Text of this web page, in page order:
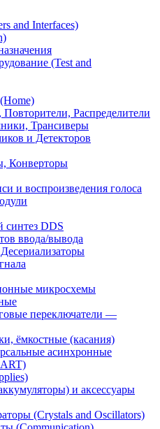
and Interfaces)
(Test and
Распределители
Трансиверы
и Детекторов
Конверторы
и воспроизведения голоса
DDS
ввода/вывода
микросхемы
переключатели —
ёмкостные (касания)
асинхронные
и аксессуары
(Crystals and Oscillators)